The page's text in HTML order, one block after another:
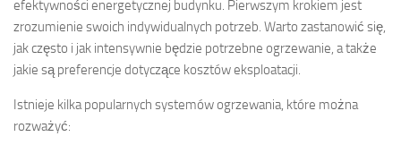
efektywności energetycznej budynku. Pierwszym krokiem jest
zrozumienie swoich indywidualnych potrzeb. Warto zastanowić się,
jak często i jak intensywnie będzie potrzebne ogrzewanie, a także
jakie są preferencje dotyczące kosztów eksploatacji.
Istnieje kilka popularnych systemów ogrzewania, które można
rozważyć: